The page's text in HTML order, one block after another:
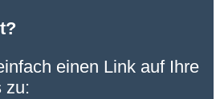
einen Link auf Ihre
zu: